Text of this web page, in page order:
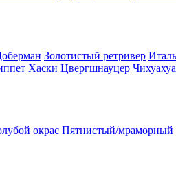
Золотистый ретривер
Хаски Цвергшнауцер Чихуахуа
окрас Пятнистый/мраморный